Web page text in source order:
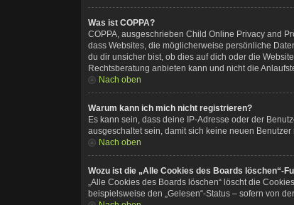
Was ist COPPA?
COPPA, ausgeschrieben Child Online Privacy and
dass Websites, die möglicherweise persönliche
du dir unsicher bist, ob dies auf dich oder die
Rechtsberatung anbieten kann und nicht die
Nach oben
Warum kann ich mich nicht registrieren?
Es kann sein, dass deine IP-Adresse oder der
ausgeschaltet sein, damit sich keine neuen
Nach oben
Wozu ist die „Alle Cookies des Boards löschen“-
„Alle Cookies des Boards löschen“ löscht die
beispielsweise den „Gelesen“-Status – sofern von